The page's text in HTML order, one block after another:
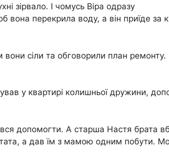
зірвало. І чомусь Віра одразу
вона перекрила воду, а він приїде за
вони сіли та обговорили план ремонту.
у квартирі колишньої дружини,
допомогти. А старша Настя брата
тата, а дав їм з мамою одним побути.